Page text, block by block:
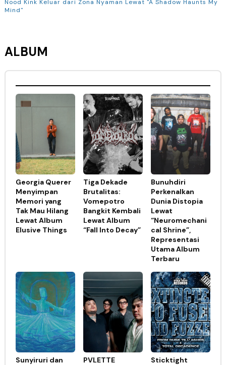
Nood Kink Keluar dari Zona Nyaman Lewat "A Shadow Haunts My
Mind"
ALBUM
Georgia Querer
Menyimpan
Memori yang
Tak Mau Hilang
Lewat Album
Elusive Things
Tiga Dekade
Brutalitas:
Vomepotro
Bangkit Kembali
Lewat Album
“Fall Into Decay”
Bunuhdiri
Perkenalkan
Dunia Distopia
Lewat
“Neuromechani
cal Shrine”,
Representasi
Utama Album
Terbaru
Sunyiruri dan
PVLETTE
Sticktight